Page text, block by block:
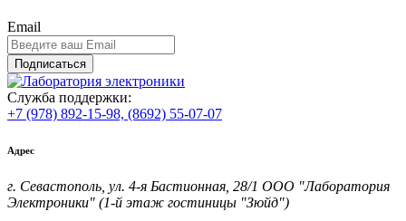
Email
Подписаться
Служба поддержки:
+7 (978) 892-15-98, (8692) 55-07-07
Адрес
г. Севастополь, ул. 4-я Бастионная, 28/1 ООО "Лаборатория
Электроники" (1-й этаж гостиницы "Зюйд")